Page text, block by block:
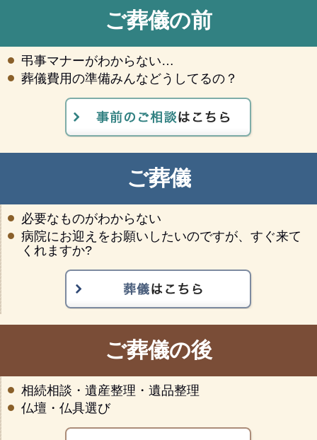
ご葬儀の前
弔事マナーがわからない…
葬儀費用の準備みんなどうしてるの？
ご葬儀
必要なものがわからない
病院にお迎えをお願いしたいのですが、すぐ来て
くれますか?
ご葬儀の後
相続相談・遺産整理・遺品整理
仏壇・仏具選び